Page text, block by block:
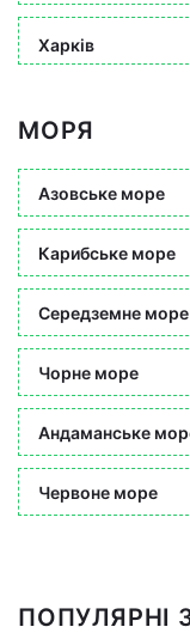
Харків
МОРЯ
Азовське море
Карибське море
Середземне море
Чорне море
Андаманське
Червоне море
ПОПУЛЯРНІ